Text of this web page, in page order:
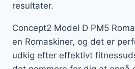
resultater.
Concept2 Model D PM5
en Romaskiner, og det er
udkig efter effektivt